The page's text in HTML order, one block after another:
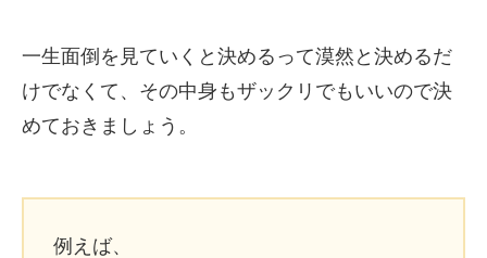
一生面倒を見ていくと決めるって漠然と決めるだ
けでなくて、その中身もザックリでもいいので決
めておきましょう。
例えば、